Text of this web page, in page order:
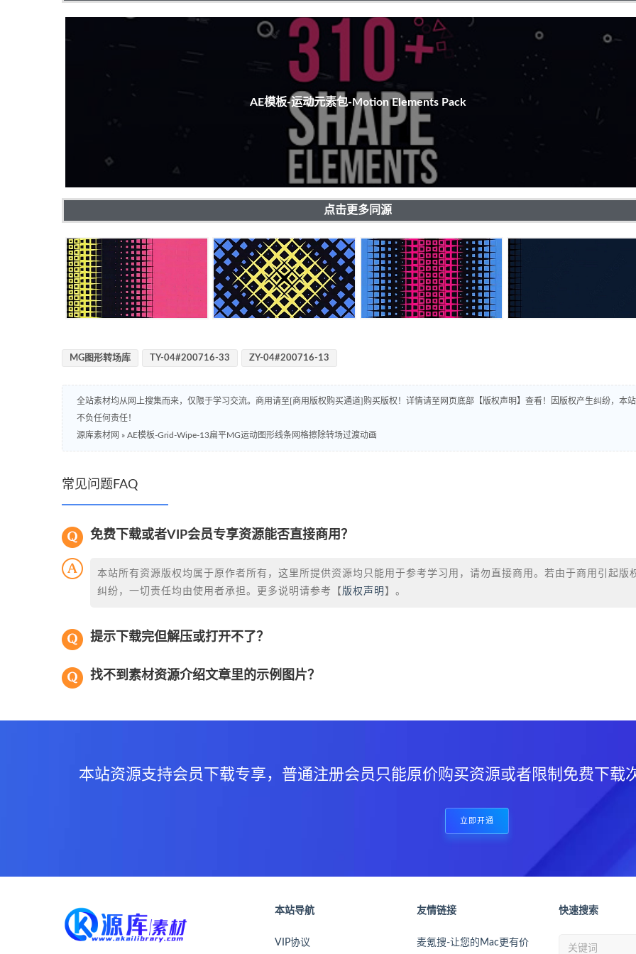
AE模板-运动元素包-Motion Elements Pack
点击更多同源
MG图形转场库 TY-04#200716-33 ZY-04#200716-13
全站素材均从网上搜集而来，仅限于学习交流。商用请至[商用版权购买通道]购买版权！详情请至网页底部【版权声明】查看！因版权产生纠纷，本站
不负任何责任！
源库素材网 » AE模板-Grid-Wipe-13扁平MG运动图形线条网格擦除转场过渡动画
常见问题FAQ
免费下载或者VIP会员专享资源能否直接商用？
本站所有资源版权均属于原作者所有，这里所提供资源均只能用于参考学习用，请勿直接商用。若由于商用引起版
纠纷，一切责任均由使用者承担。更多说明请参考【 版权声明 】。
提示下载完但解压或打开不了？
找不到素材资源介绍文章里的示例图片？
本站资源支持会员下载专享，普通注册会员只能原价购买资源或者限制免费下载
立即开通
本站导航
VIP协议
友情链接
麦氪搜-让您的Mac更有价
快速搜索